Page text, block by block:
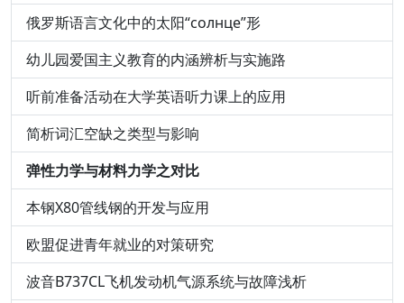
俄罗斯语言文化中的太阳“солнце”形
幼儿园爱国主义教育的内涵辨析与实施路
听前准备活动在大学英语听力课上的应用
简析词汇空缺之类型与影响
弹性力学与材料力学之对比
本钢X80管线钢的开发与应用
欧盟促进青年就业的对策研究
波音B737CL飞机发动机气源系统与故障浅析